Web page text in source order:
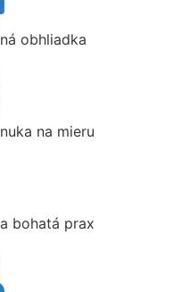
obhliadka
na mieru
bohatá prax